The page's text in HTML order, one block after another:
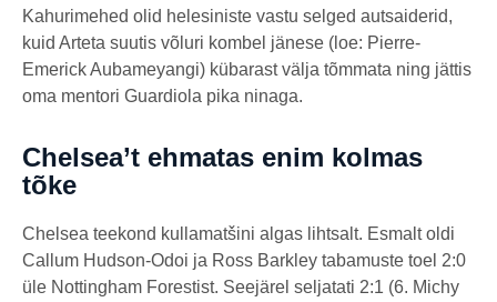
Kahurimehed olid helesiniste vastu selged autsaiderid,
kuid Arteta suutis võluri kombel jänese (loe: Pierre-
Emerick Aubameyangi) kübarast välja tõmmata ning jättis
oma mentori Guardiola pika ninaga.
Chelsea’t ehmatas enim kolmas
tõke
Chelsea teekond kullamatšini algas lihtsalt. Esmalt oldi
Callum Hudson-Odoi ja Ross Barkley tabamuste toel 2:0
üle Nottingham Forestist. Seejärel seljatati 2:1 (6. Michy